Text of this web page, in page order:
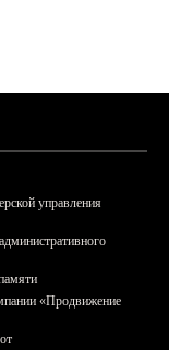
управления
«Продвижение